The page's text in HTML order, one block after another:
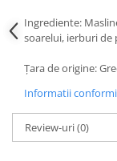
Ingrediente:
soarelui, ierburi de
Țara de origine:
Informatii
Review-uri(0)